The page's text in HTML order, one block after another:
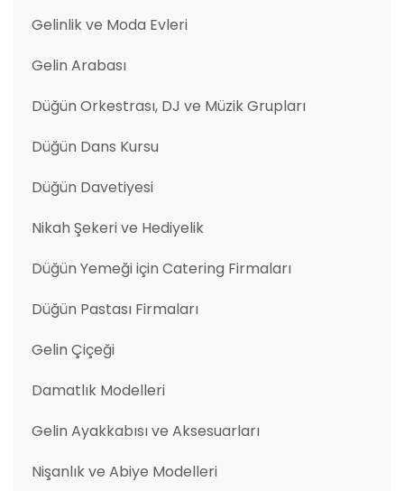
Gelinlik ve Moda Evleri
Gelin Arabası
Düğün Orkestrası, DJ ve Müzik Grupları
Düğün Dans Kursu
Düğün Davetiyesi
Nikah Şekeri ve Hediyelik
Düğün Yemeği için Catering Firmaları
Düğün Pastası Firmaları
Gelin Çiçeği
Damatlık Modelleri
Gelin Ayakkabısı ve Aksesuarları
Nişanlık ve Abiye Modelleri